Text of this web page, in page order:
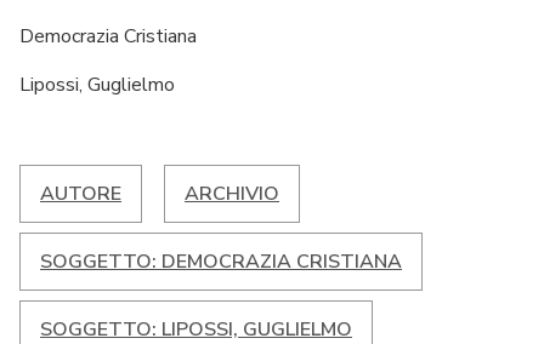
Democrazia Cristiana
Lipossi, Guglielmo
AUTORE ARCHIVIO
SOGGETTO: DEMOCRAZIA CRISTIANA
SOGGETTO: LIPOSSI, GUGLIELMO